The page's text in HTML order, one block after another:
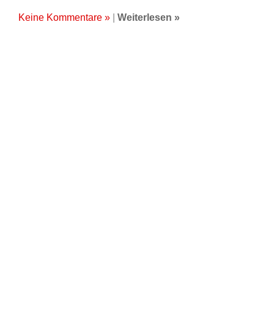
Keine Kommentare » Weiterlesen »